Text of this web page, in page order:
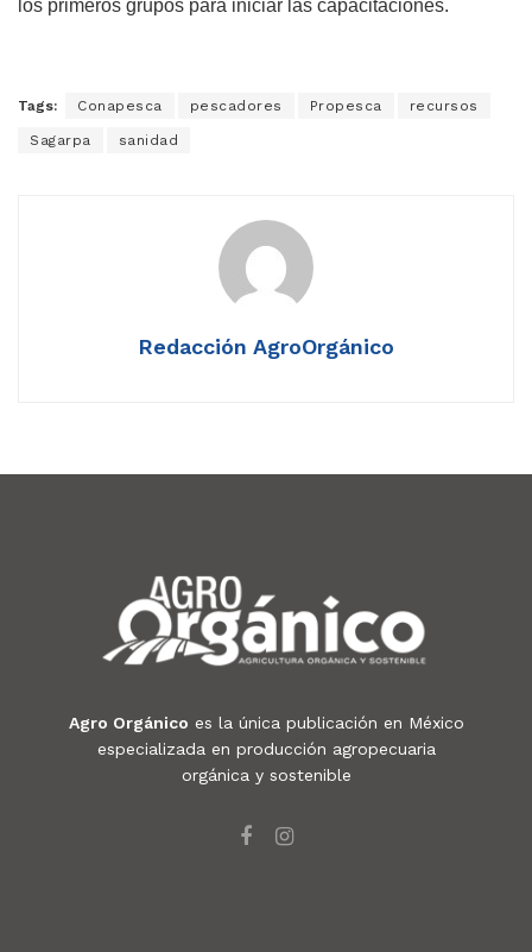
los primeros grupos para iniciar las capacitaciones.
Tags: Conapesca pescadores Propesca recursos
Sagarpa sanidad
Redacción AgroOrgánico
Agro Orgánico es la única publicación en México
especializada en producción agropecuaria
orgánica y sostenible